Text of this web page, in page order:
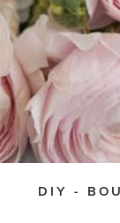
DIY -